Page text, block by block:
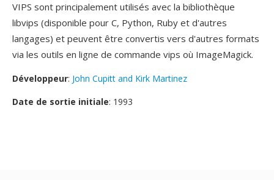
VIPS sont principalement utilisés avec la bibliothèque
libvips (disponible pour C, Python, Ruby et d'autres
langages) et peuvent être convertis vers d'autres formats
via les outils en ligne de commande vips où ImageMagick.
Développeur: John Cupitt and Kirk Martinez
Date de sortie initiale: 1993